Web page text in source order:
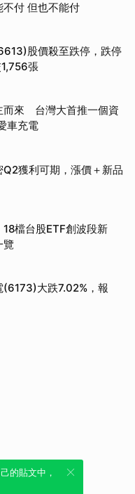
付 但也不能付
股價殺至跌停，跌停
張
而來 台灣大首推一個資
車充電
獲利可期，漲價＋新品
檔台股ETF創波段新
大跌7.02%，報
布貼
的貼文中，